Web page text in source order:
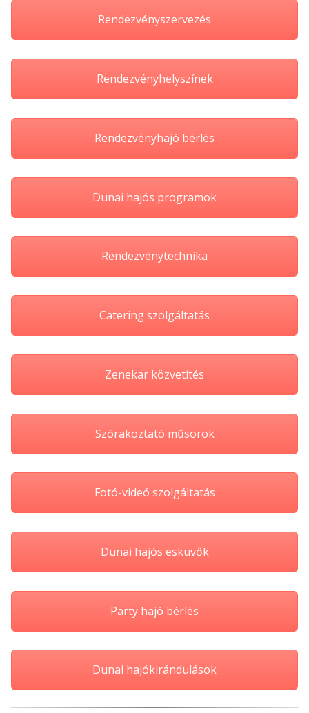
Rendezvényszervezés
Rendezvényhelyszínek
Rendezvényhajó bérlés
Dunai hajós programok
Rendezvénytechnika
Catering szolgáltatás
Zenekar közvetítés
Szórakoztató műsorok
Fotó-videó szolgáltatás
Dunai hajós esküvők
Party hajó bérlés
Dunai hajókirándulások